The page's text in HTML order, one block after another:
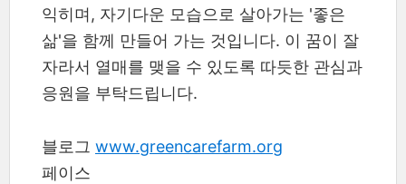
익히며, 자기다운 모습으로 살아가는 '좋은
삶'을 함께 만들어 가는 것입니다. 이 꿈이 잘
자라서 열매를 맺을 수 있도록 따듯한 관심과
응원을 부탁드립니다.
블로그 www.greencarefarm.org
페이스